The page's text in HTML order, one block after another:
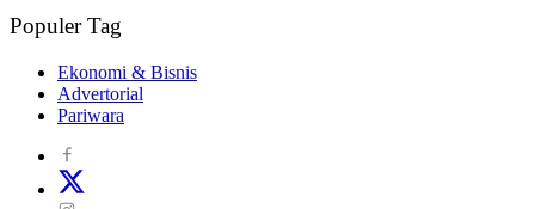
Populer Tag
Ekonomi & Bisnis
Advertorial
Pariwara